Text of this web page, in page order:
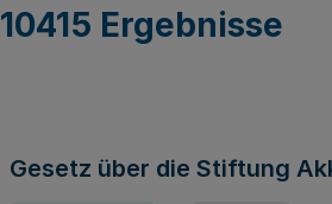
10415 Ergebnisse
Gesetz über die Stiftung